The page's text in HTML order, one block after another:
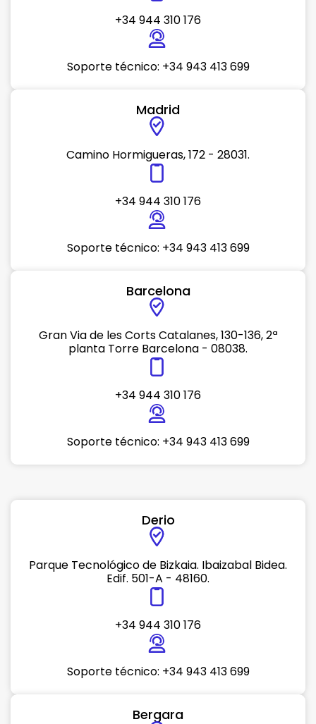
+34 944 310 176
Soporte técnico: +34 943 413 699
Madrid
Camino Hormigueras, 172 - 28031.
+34 944 310 176
Soporte técnico: +34 943 413 699
Barcelona
Gran Via de les Corts Catalanes, 130-136, 2ª
planta Torre Barcelona - 08038.
+34 944 310 176
Soporte técnico: +34 943 413 699
Derio
Parque Tecnológico de Bizkaia. Ibaizabal Bidea.
Edif. 501-A - 48160.
+34 944 310 176
Soporte técnico: +34 943 413 699
Bergara